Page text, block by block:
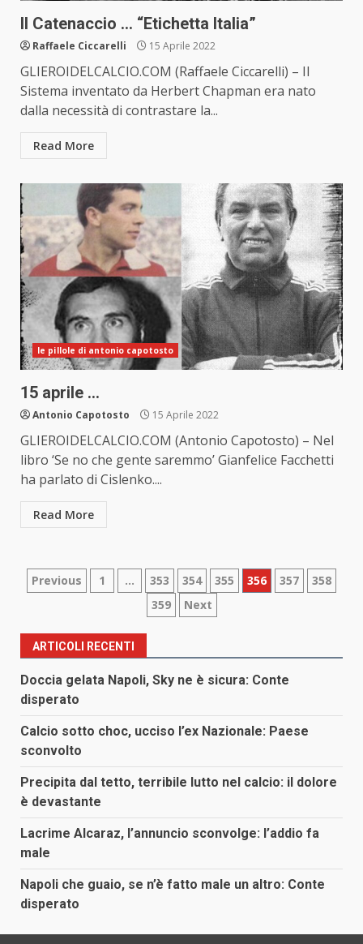
Il Catenaccio … “Etichetta Italia”
Raffaele Ciccarelli 15 Aprile 2022
GLIEROIDELCALCIO.COM (Raffaele Ciccarelli) – Il
Sistema inventato da Herbert Chapman era nato
dalla necessità di contrastare la...
Read More
le pillole di antonio capotosto
15 aprile …
Antonio Capotosto 15 Aprile 2022
GLIEROIDELCALCIO.COM (Antonio Capotosto) – Nel
libro ‘Se no che gente saremmo’ Gianfelice Facchetti
ha parlato di Cislenko....
Read More
Paginazione
articoli
Previous 1 … 353 354 355 356 357
358
359
Next
ARTICOLI RECENTI
Doccia gelata Napoli, Sky ne è sicura: Conte
disperato
Calcio sotto choc, ucciso l’ex Nazionale: Paese
sconvolto
Precipita dal tetto, terribile lutto nel calcio: il dolore
è devastante
Lacrime Alcaraz, l’annuncio sconvolge: l’addio fa
male
Napoli che guaio, se n’è fatto male un altro: Conte
disperato